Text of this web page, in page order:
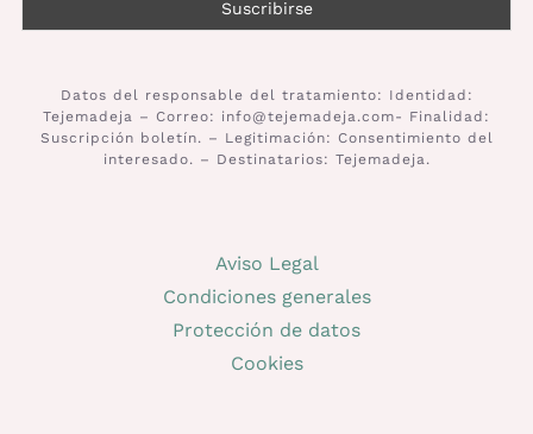
Datos del responsable del tratamiento: Identidad:
Tejemadeja – Correo: info@tejemadeja.com- Finalidad:
Suscripción boletín. – Legitimación: Consentimiento del
interesado. – Destinatarios: Tejemadeja.
Aviso Legal
Condiciones generales
Protección de datos
Cookies